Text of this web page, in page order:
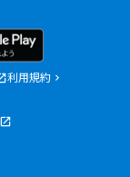
利用規約